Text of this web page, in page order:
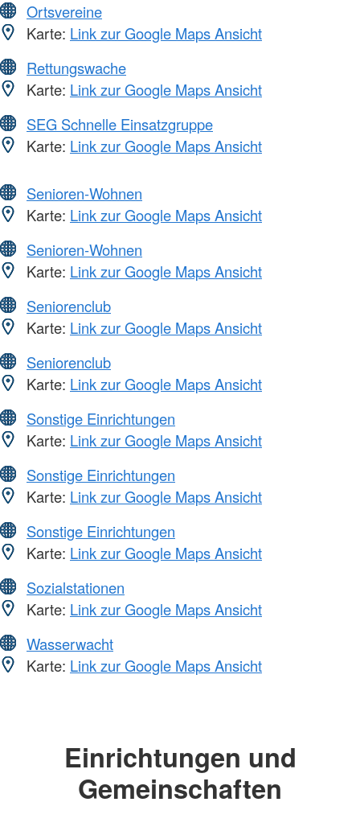
Ortsvereine
Karte: Link zur Google Maps Ansicht
Rettungswache
Karte: Link zur Google Maps Ansicht
SEG Schnelle Einsatzgruppe
Karte: Link zur Google Maps Ansicht
Senioren-Wohnen
Karte: Link zur Google Maps Ansicht
Senioren-Wohnen
Karte: Link zur Google Maps Ansicht
Seniorenclub
Karte: Link zur Google Maps Ansicht
Seniorenclub
Karte: Link zur Google Maps Ansicht
Sonstige Einrichtungen
Karte: Link zur Google Maps Ansicht
Sonstige Einrichtungen
Karte: Link zur Google Maps Ansicht
Sonstige Einrichtungen
Karte: Link zur Google Maps Ansicht
Sozialstationen
Karte: Link zur Google Maps Ansicht
Wasserwacht
Karte: Link zur Google Maps Ansicht
Einrichtungen und
Gemeinschaften